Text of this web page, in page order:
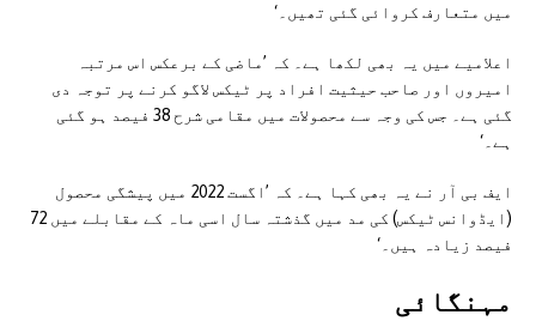
میں متعارف کروائی گئی تھیں۔‘
اعلامیے میں یہ بھی لکھا ہے۔ کہ ’ماضی کے برعکس اس مرتبہ
امیروں اور صاحب حیثیت افراد پر ٹیکس لاگو کرنے پر توجہ دی
گئی ہے۔ جس کی وجہ سے محصولات میں مقامی شرح 38 فیصد ہو گئی
ہے۔‘
ایف بی آر نے یہ بھی کہا ہے۔ کہ ’اگست 2022 میں پیشگی محصول
(ایڈوانس ٹیکس) کی مد میں گذشتہ سال اسی ماہ کے مقابلے میں 72
فیصد زیادہ ہیں۔‘
مہنگائی